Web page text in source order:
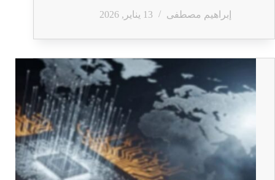
إبراهيم مصطفى
13 يناير, 2026